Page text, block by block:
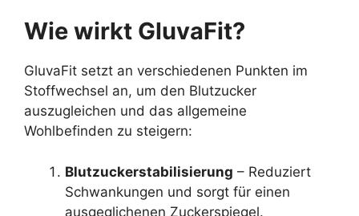
Wie wirkt GluvaFit?
GluvaFit setzt an verschiedenen Punkten im
Stoffwechsel an, um den Blutzucker
auszugleichen und das allgemeine
Wohlbefinden zu steigern:
Blutzuckerstabilisierung – Reduziert
Schwankungen und sorgt für einen
ausgeglichenen Zuckerspiegel.